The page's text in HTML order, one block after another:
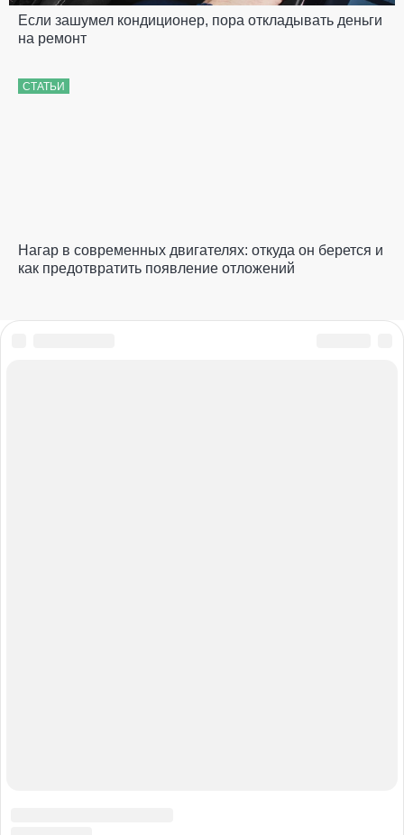
Если зашумел кондиционер, пора откладывать деньги
на ремонт
СТАТЬИ
Нагар в современных двигателях: откуда он берется и
как предотвратить появление отложений